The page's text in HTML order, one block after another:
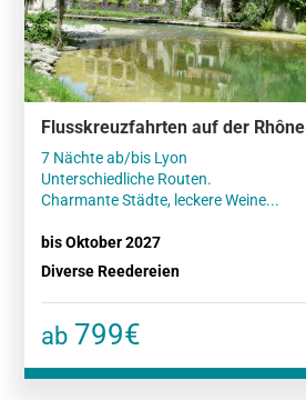
Flusskreuzfahrten auf der Rhône
7 Nächte ab/bis Lyon
Unterschiedliche Routen.
Charmante Städte, leckere Weine...
bis Oktober 2027
Diverse Reedereien
ab 799€